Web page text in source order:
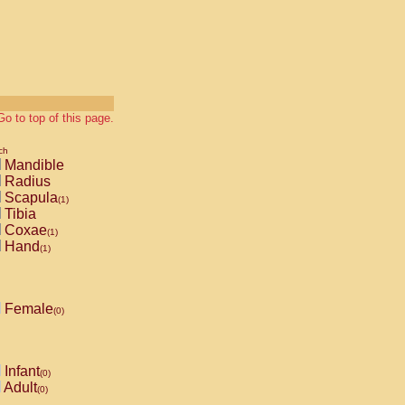
to top of this page.
Mandible
Radius
Scapula(1)
Tibia
Coxae(1)
Hand(1)
Female(0)
Infant(0)
Adult(0)